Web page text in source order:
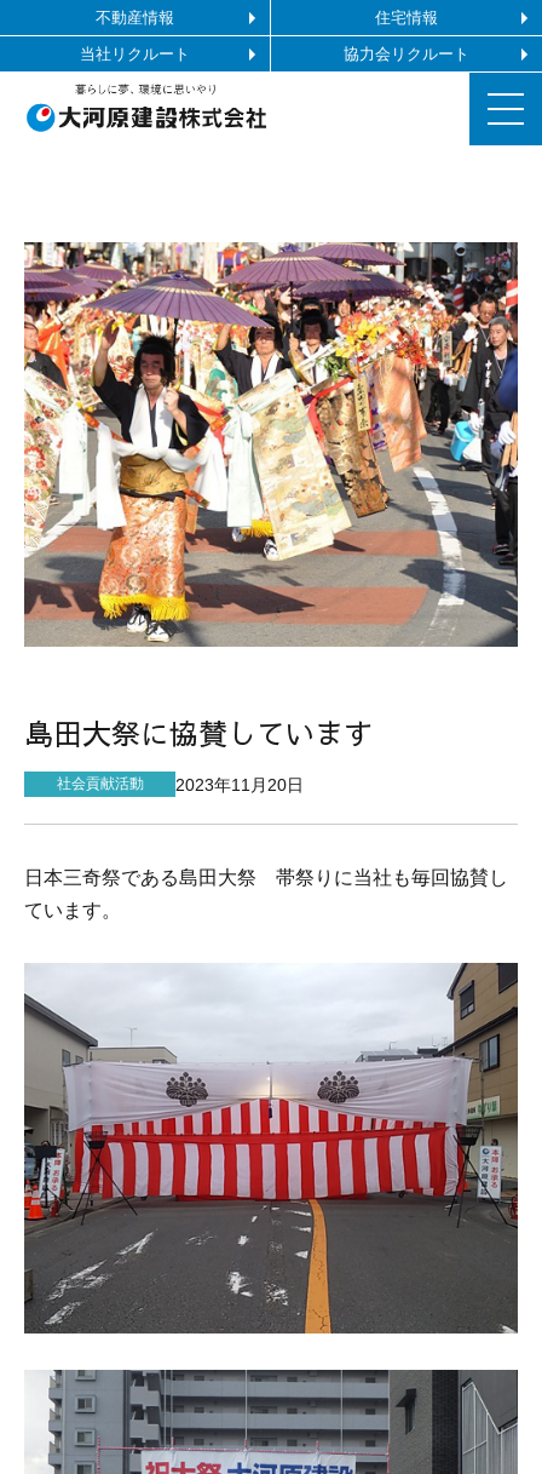
不動産情報
住宅情報
当社リクルート
協力会リクルート
協力会社の皆様へ
お問い合わせ
サイトマップ
施工ギャラリー
企業情報
事業内容
島田大祭に協賛しています
社会貢献活動 2023年11月20日
日本三奇祭である島田大祭 帯祭りに当社も毎回協賛し
ています。